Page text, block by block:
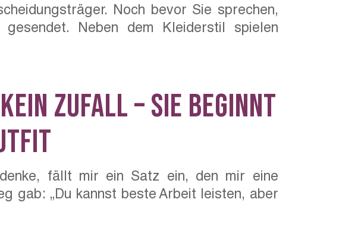
Noch bevor Sie sprechen,
Neben dem Kleiderstil spielen
Zufall – sie beginnt
fällt mir ein Satz ein, den mir eine
gab: „Du kannst beste Arbeit leisten, aber